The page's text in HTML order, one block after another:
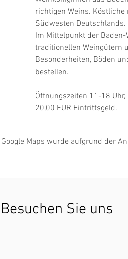
richtigen Weins.
Südwesten Deutschlands.
Im Mittelpunkt der
traditionellen Weingütern
Besonderheiten, Böden
bestellen.
Öffnungszeiten 11-18 Uhr,
20,00 EUR Eintrittsgeld.
Google Maps wurde aufgrund der
Besuchen Sie uns